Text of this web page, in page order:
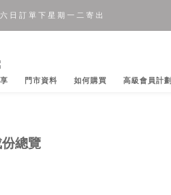
式 開 始!!
日 訂 單 下 星 期 一 二 寄 出
門市資料 如何購買 高級會員計劃
總覽